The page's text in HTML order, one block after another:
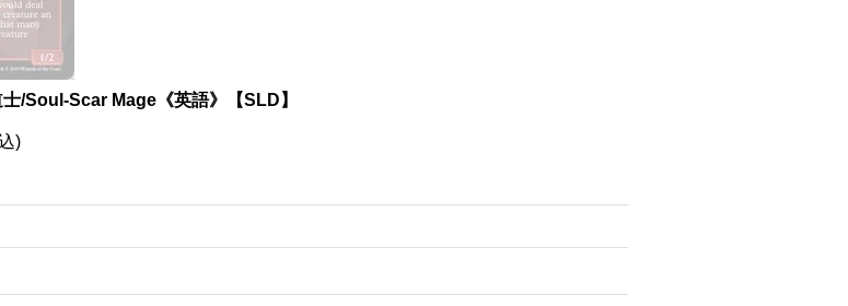
/Soul-Scar Mage《英語》【SLD】
)